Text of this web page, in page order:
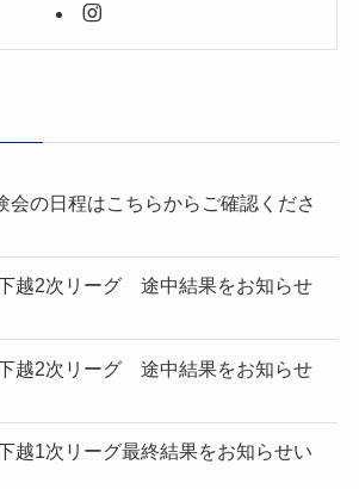
会の日程はこちらからご確認くださ
越2次リーグ 途中結果をお知らせ
越2次リーグ 途中結果をお知らせ
越1次リーグ最終結果をお知らせい